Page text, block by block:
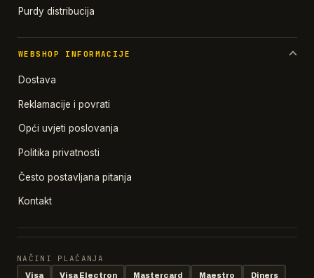
Purdy distribucija
WEBSHOP INFORMACIJE
Dostava
Reklamacije i povrati
Opći uvjeti poslovanja
Politika privatnosti
Često postavljana pitanja
Kontakt
NAČINI PLAĆANJA
Visa Visa Electron Mastercard Maestro Diners